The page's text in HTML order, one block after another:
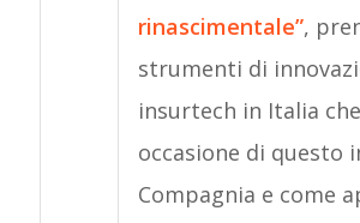
rinascimentale”,
strumenti di
insurtech in Italia
occasione di questo
Compagnia e come